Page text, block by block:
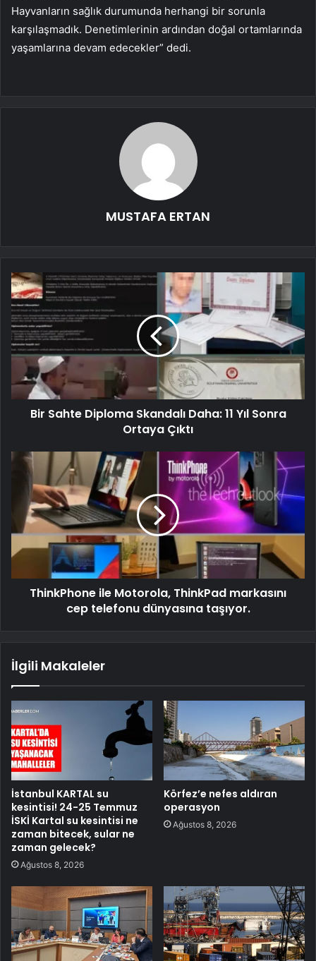
Hayvanların sağlık durumunda herhangi bir sorunla
karşılaşmadık. Denetimlerinin ardından doğal ortamlarında
yaşamlarına devam edecekler” dedi.
MUSTAFA ERTAN
Bir Sahte Diploma Skandalı Daha: 11 Yıl Sonra
Ortaya Çıktı
ThinkPhone ile Motorola, ThinkPad markasını
cep telefonu dünyasına taşıyor.
İlgili Makaleler
İstanbul KARTAL su
kesintisi! 24-25 Temmuz
İSKİ Kartal su kesintisi ne
zaman bitecek, sular ne
zaman gelecek?
Ağustos 8, 2026
Körfez’e nefes aldıran
operasyon
Ağustos 8, 2026